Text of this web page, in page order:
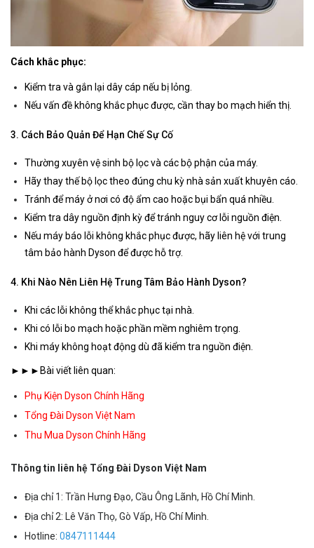
Cách khắc phục:
Kiểm tra và gắn lại dây cáp nếu bị lỏng.
Nếu vấn đề không khắc phục được, cần thay bo mạch hiển thị.
3. Cách Bảo Quản Để Hạn Chế Sự Cố
Thường xuyên vệ sinh bộ lọc và các bộ phận của máy.
Hãy thay thế bộ lọc theo đúng chu kỳ nhà sản xuất khuyên cáo.
Tránh để máy ở nơi có độ ẩm cao hoặc bụi bẩn quá nhiều.
Kiểm tra dây nguồn định kỳ để tránh nguy cơ lỗi nguồn điện.
Nếu máy báo lỗi không khắc phục được, hãy liên hệ với trung
tâm bảo hành Dyson để được hỗ trợ.
4. Khi Nào Nên Liên Hệ Trung Tâm Bảo Hành Dyson?
Khi các lỗi không thể khắc phục tại nhà.
Khi có lỗi bo mạch hoặc phần mềm nghiêm trọng.
Khi máy không hoạt động dù đã kiểm tra nguồn điện.
►►►Bài viết liên quan:
Phụ Kiện Dyson Chính Hãng
Tổng Đài Dyson Việt Nam
Thu Mua Dyson Chính Hãng
Thông tin liên hệ Tổng Đài Dyson Việt Nam
Địa chỉ 1: Trần Hưng Đạo, Cầu Ông Lãnh, Hồ Chí Minh.
Địa chỉ 2: Lê Văn Thọ, Gò Vấp, Hồ Chí Minh.
Hotline: 0847111444